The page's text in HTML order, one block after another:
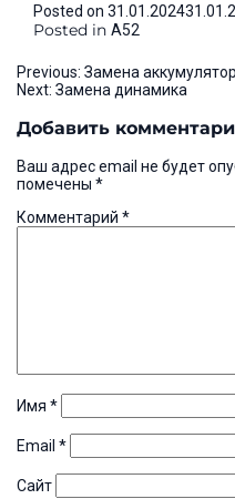
Posted on 31.01.2024
Posted in A52
Навигация
по
записям
Previous: Замена
Next: Замена динамика
Добавить
Ваш адрес email не будет
помечены *
Комментарий *
Имя *
Email *
Сайт